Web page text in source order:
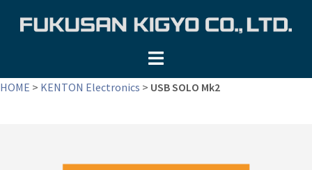
ツ
HOME > KENTON Electronics > USB SOLO Mk2